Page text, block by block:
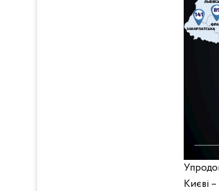
Києві